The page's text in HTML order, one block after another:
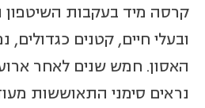
קרסה מיד בעקבות השיטפון
ובעלי חיים, קטנים כגדולים,
האסון. חמש שנים לאחר
נראים סימני התאוששות